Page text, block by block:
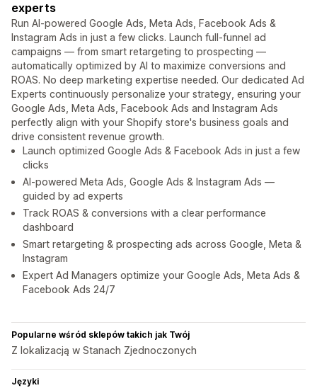
experts
Run AI-powered Google Ads, Meta Ads, Facebook Ads &
Instagram Ads in just a few clicks. Launch full-funnel ad
campaigns — from smart retargeting to prospecting —
automatically optimized by AI to maximize conversions and
ROAS. No deep marketing expertise needed. Our dedicated Ad
Experts continuously personalize your strategy, ensuring your
Google Ads, Meta Ads, Facebook Ads and Instagram Ads
perfectly align with your Shopify store's business goals and
drive consistent revenue growth.
Launch optimized Google Ads & Facebook Ads in just a few
clicks
AI-powered Meta Ads, Google Ads & Instagram Ads —
guided by ad experts
Track ROAS & conversions with a clear performance
dashboard
Smart retargeting & prospecting ads across Google, Meta &
Instagram
Expert Ad Managers optimize your Google Ads, Meta Ads &
Facebook Ads 24/7
Popularne wśród sklepów takich jak Twój
Z lokalizacją w Stanach Zjednoczonych
Języki